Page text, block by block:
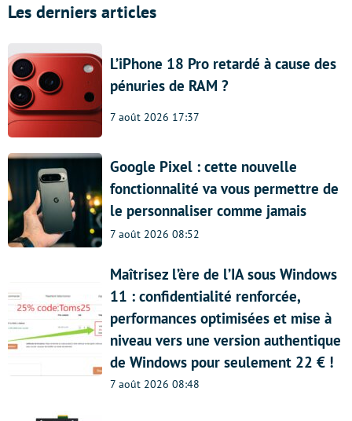
Les derniers articles
L’iPhone 18 Pro retardé à cause des
pénuries de RAM ?
7 août 2026 17:37
Google Pixel : cette nouvelle
fonctionnalité va vous permettre de
le personnaliser comme jamais
7 août 2026 08:52
Maîtrisez l’ère de l’IA sous Windows
11 : confidentialité renforcée,
performances optimisées et mise à
niveau vers une version authentique
de Windows pour seulement 22 € !
7 août 2026 08:48